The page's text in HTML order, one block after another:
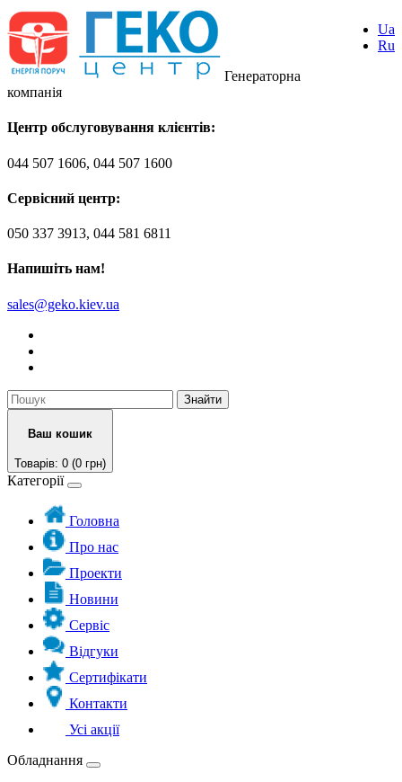
Ua
Ru
Генераторна
компанія
Центр обслуговування клієнтів:
044 507 1606, 044 507 1600
Сервісний центр:
050 337 3913, 044 581 6811
Напишіть нам!
sales@geko.kiev.ua
Знайти
Ваш кошик
Товарів: 0 (0 грн)
Категорії
Головна
Про нас
Проекти
Новини
Сервіс
Відгуки
Сертифікати
Контакти
Усі акції
Обладнання